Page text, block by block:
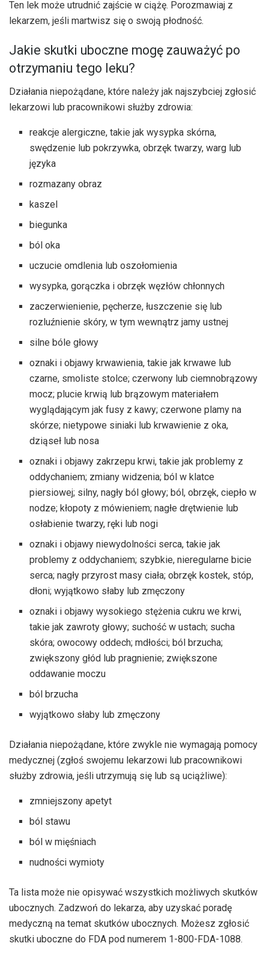
Ten lek może utrudnić zajście w ciążę. Porozmawiaj z
lekarzem, jeśli martwisz się o swoją płodność.
Jakie skutki uboczne mogę zauważyć po
otrzymaniu tego leku?
Działania niepożądane, które należy jak najszybciej zgłosić
lekarzowi lub pracownikowi służby zdrowia:
reakcje alergiczne, takie jak wysypka skórna,
swędzenie lub pokrzywka, obrzęk twarzy, warg lub
języka
rozmazany obraz
kaszel
biegunka
ból oka
uczucie omdlenia lub oszołomienia
wysypka, gorączka i obrzęk węzłów chłonnych
zaczerwienienie, pęcherze, łuszczenie się lub
rozluźnienie skóry, w tym wewnątrz jamy ustnej
silne bóle głowy
oznaki i objawy krwawienia, takie jak krwawe lub
czarne, smoliste stolce; czerwony lub ciemnobrązowy
mocz; plucie krwią lub brązowym materiałem
wyglądającym jak fusy z kawy; czerwone plamy na
skórze; nietypowe siniaki lub krwawienie z oka,
dziąseł lub nosa
oznaki i objawy zakrzepu krwi, takie jak problemy z
oddychaniem; zmiany widzenia; ból w klatce
piersiowej; silny, nagły ból głowy; ból, obrzęk, ciepło w
nodze; kłopoty z mówieniem; nagłe drętwienie lub
osłabienie twarzy, ręki lub nogi
oznaki i objawy niewydolności serca, takie jak
problemy z oddychaniem; szybkie, nieregularne bicie
serca; nagły przyrost masy ciała; obrzęk kostek, stóp,
dłoni; wyjątkowo słaby lub zmęczony
oznaki i objawy wysokiego stężenia cukru we krwi,
takie jak zawroty głowy; suchość w ustach; sucha
skóra; owocowy oddech; mdłości; ból brzucha;
zwiększony głód lub pragnienie; zwiększone
oddawanie moczu
ból brzucha
wyjątkowo słaby lub zmęczony
Działania niepożądane, które zwykle nie wymagają pomocy
medycznej (zgłoś swojemu lekarzowi lub pracownikowi
służby zdrowia, jeśli utrzymują się lub są uciążliwe):
zmniejszony apetyt
ból stawu
ból w mięśniach
nudności wymioty
Ta lista może nie opisywać wszystkich możliwych skutków
ubocznych. Zadzwoń do lekarza, aby uzyskać poradę
medyczną na temat skutków ubocznych. Możesz zgłosić
skutki uboczne do FDA pod numerem 1-800-FDA-1088.